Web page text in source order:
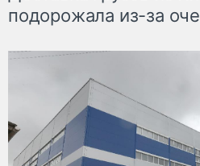
подорожала из-за